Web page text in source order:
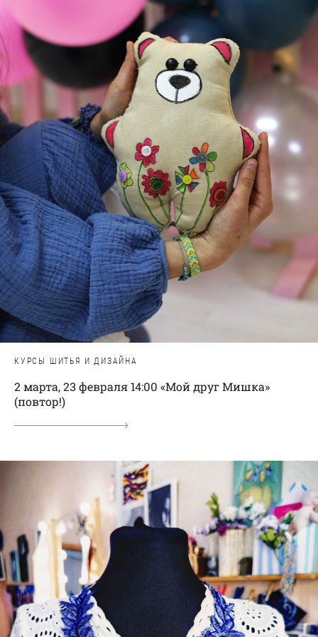
КУРСЫ ШИТЬЯ И ДИЗАЙНА
2 марта, 23 февраля 14:00 «Мой друг Мишка»
(повтор!)